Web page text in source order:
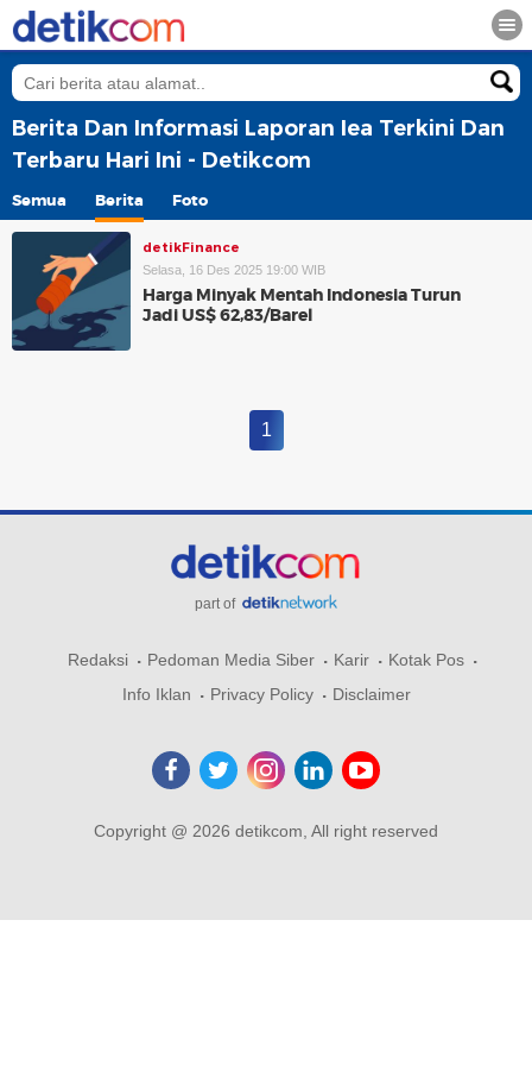
Berita Dan Informasi Laporan Iea Terkini Dan
Terbaru Hari Ini - Detikcom
Semua Berita Foto
detikFinance
Selasa, 16 Des 2025 19:00 WIB
Harga Minyak Mentah Indonesia Turun
Jadi US$ 62,83/Barel
1
part of
Redaksi Pedoman Media Siber Karir
Kotak Pos
Info Iklan
Privacy Policy Disclaimer
Copyright @ 2026 detikcom, All right reserved